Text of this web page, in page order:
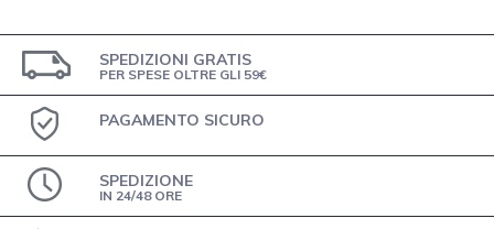
SPEDIZIONI GRATIS
PER SPESE OLTRE GLI 59€
PAGAMENTO SICURO
SPEDIZIONE
IN 24/48 ORE